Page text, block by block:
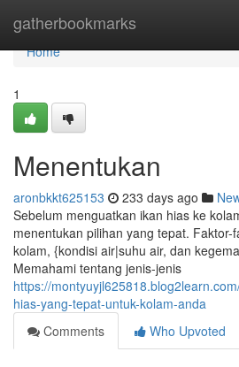
gatherbookmarks
Home
Home
1
Menentukan
aronbkkt625153 233 days ago
Sebelum menguatkan ikan hias ke
menentukan pilihan yang tepat. Faktor-
kolam, {kondisi air|suhu air, dan
Memahami tentang jenis-jenis
https://
hias-yang-tepat-untuk-kolam-anda
Comments
Who Upvoted